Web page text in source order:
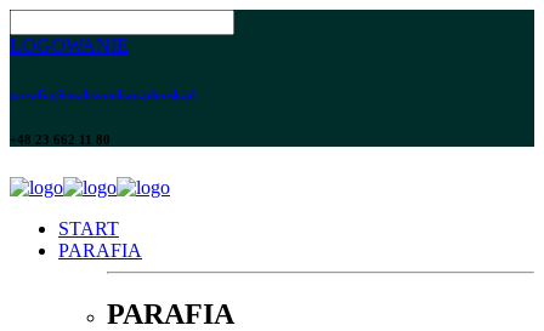
LOGOWANIE
parafia@maksymilian.plonsk.pl
+48 23 662 11 80
START
PARAFIA
PARAFIA